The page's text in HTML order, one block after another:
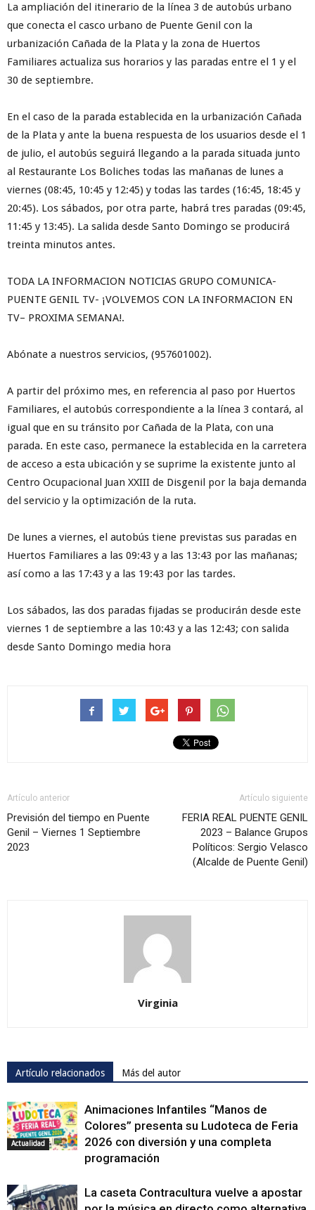
La ampliación del itinerario de la línea 3 de autobús urbano
que conecta el casco urbano de Puente Genil con la
urbanización Cañada de la Plata y la zona de Huertos
Familiares actualiza sus horarios y las paradas entre el 1 y el
30 de septiembre.
En el caso de la parada establecida en la urbanización Cañada
de la Plata y ante la buena respuesta de los usuarios desde el 1
de julio, el autobús seguirá llegando a la parada situada junto
al Restaurante Los Boliches todas las mañanas de lunes a
viernes (08:45, 10:45 y 12:45) y todas las tardes (16:45, 18:45 y
20:45). Los sábados, por otra parte, habrá tres paradas (09:45,
11:45 y 13:45). La salida desde Santo Domingo se producirá
treinta minutos antes.
TODA LA INFORMACION NOTICIAS GRUPO COMUNICA-
PUENTE GENIL TV- ¡VOLVEMOS CON LA INFORMACION EN
TV– PROXIMA SEMANA!.
Abónate a nuestros servicios, (957601002).
A partir del próximo mes, en referencia al paso por Huertos
Familiares, el autobús correspondiente a la línea 3 contará, al
igual que en su tránsito por Cañada de la Plata, con una
parada. En este caso, permanece la establecida en la carretera
de acceso a esta ubicación y se suprime la existente junto al
Centro Ocupacional Juan XXIII de Disgenil por la baja demanda
del servicio y la optimización de la ruta.
De lunes a viernes, el autobús tiene previstas sus paradas en
Huertos Familiares a las 09:43 y a las 13:43 por las mañanas;
así como a las 17:43 y a las 19:43 por las tardes.
Los sábados, las dos paradas fijadas se producirán desde este
viernes 1 de septiembre a las 10:43 y a las 12:43; con salida
desde Santo Domingo media hora
Artículo anterior
Previsión del tiempo en Puente
Genil – Viernes 1 Septiembre
2023
Artículo siguiente
FERIA REAL PUENTE GENIL
2023 – Balance Grupos
Políticos: Sergio Velasco
(Alcalde de Puente Genil)
Virginia
Artículo relacionados Más del autor
Actualidad
Animaciones Infantiles “Manos de
Colores” presenta su Ludoteca de Feria
2026 con diversión y una completa
programación
La caseta Contracultura vuelve a apostar